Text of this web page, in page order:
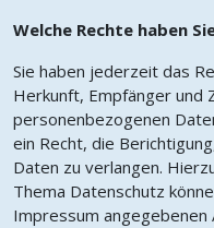
Welche Rechte haben
Sie haben jederzeit das
Herkunft, Empfänger und
personenbezogenen
ein Recht, die
Daten zu verlangen.
Thema Datenschutz
Impressum angegebenen